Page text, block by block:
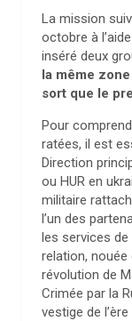
La mission
octobre à
inséré deux
la même
sort que le
Pour
ratées, il est
Direction
ou HUR en
militaire
l’un des
les services
relation,
révolution de
Crimée par la
vestige de